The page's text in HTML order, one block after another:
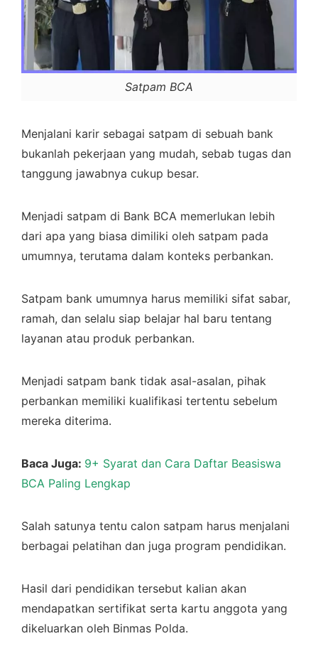
Satpam BCA
Menjalani karir sebagai satpam di sebuah bank
bukanlah pekerjaan yang mudah, sebab tugas dan
tanggung jawabnya cukup besar.
Menjadi satpam di Bank BCA memerlukan lebih
dari apa yang biasa dimiliki oleh satpam pada
umumnya, terutama dalam konteks perbankan.
Satpam bank umumnya harus memiliki sifat sabar,
ramah, dan selalu siap belajar hal baru tentang
layanan atau produk perbankan.
Menjadi satpam bank tidak asal-asalan, pihak
perbankan memiliki kualifikasi tertentu sebelum
mereka diterima.
Baca Juga: 9+ Syarat dan Cara Daftar Beasiswa
BCA Paling Lengkap
Salah satunya tentu calon satpam harus menjalani
berbagai pelatihan dan juga program pendidikan.
Hasil dari pendidikan tersebut kalian akan
mendapatkan sertifikat serta kartu anggota yang
dikeluarkan oleh Binmas Polda.